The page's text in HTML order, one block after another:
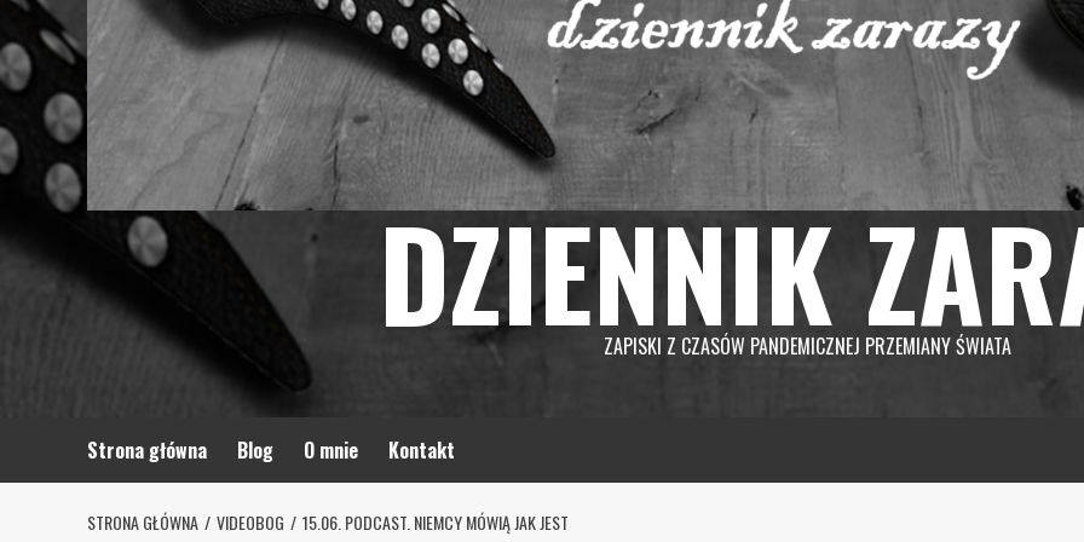
DZIENNIK
ZAPISKI Z CZASÓW PANDEMICZNEJ PRZEMIANY ŚWIATA
Strona główna Blog O mnie Kontakt
STRONA GŁÓWNA VIDEOBOG 15.06. PODCAST. NIEMCY MÓWIĄ JAK JEST